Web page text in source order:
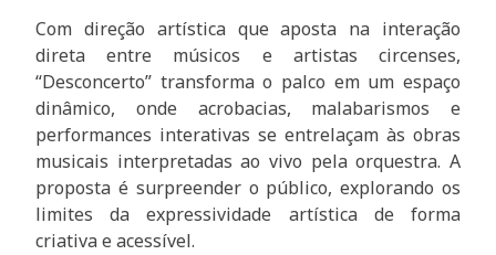
Com direção artística que aposta na interação
direta entre músicos e artistas circenses,
“Desconcerto” transforma o palco em um espaço
dinâmico, onde acrobacias, malabarismos e
performances interativas se entrelaçam às obras
musicais interpretadas ao vivo pela orquestra. A
proposta é surpreender o público, explorando os
limites da expressividade artística de forma
criativa e acessível.